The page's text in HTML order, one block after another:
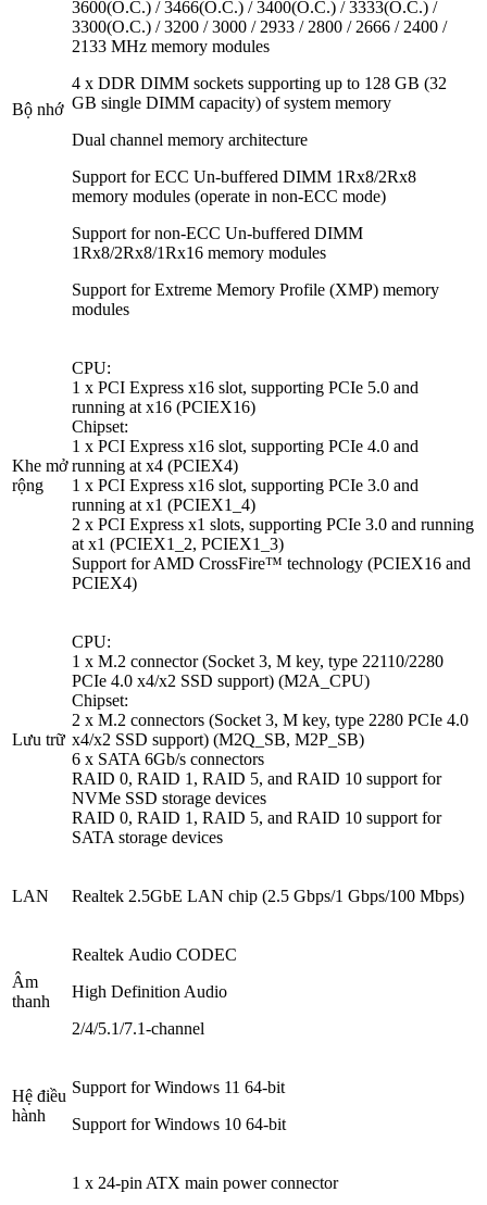
Bộ nhớ
3600(O.C.) / 3466(O.C.) / 3400(O.C.) / 3333(O.C.) /
3300(O.C.) / 3200 / 3000 / 2933 / 2800 / 2666 / 2400 /
2133 MHz memory modules
4 x DDR DIMM sockets supporting up to 128 GB (32
GB single DIMM capacity) of system memory
Dual channel memory architecture
Support for ECC Un-buffered DIMM 1Rx8/2Rx8
memory modules (operate in non-ECC mode)
Support for non-ECC Un-buffered DIMM
1Rx8/2Rx8/1Rx16 memory modules
Support for Extreme Memory Profile (XMP) memory
modules
Khe mở
rộng
CPU:
1 x PCI Express x16 slot, supporting PCIe 5.0 and
running at x16 (PCIEX16)
Chipset:
1 x PCI Express x16 slot, supporting PCIe 4.0 and
running at x4 (PCIEX4)
1 x PCI Express x16 slot, supporting PCIe 3.0 and
running at x1 (PCIEX1_4)
2 x PCI Express x1 slots, supporting PCIe 3.0 and running
at x1 (PCIEX1_2, PCIEX1_3)
Support for AMD CrossFire™ technology (PCIEX16 and
PCIEX4)
Lưu trữ
CPU:
1 x M.2 connector (Socket 3, M key, type 22110/2280
PCIe 4.0 x4/x2 SSD support) (M2A_CPU)
Chipset:
2 x M.2 connectors (Socket 3, M key, type 2280 PCIe 4.0
x4/x2 SSD support) (M2Q_SB, M2P_SB)
6 x SATA 6Gb/s connectors
RAID 0, RAID 1, RAID 5, and RAID 10 support for
NVMe SSD storage devices
RAID 0, RAID 1, RAID 5, and RAID 10 support for
SATA storage devices
LAN Realtek 2.5GbE LAN chip (2.5 Gbps/1 Gbps/100 Mbps)
Âm
thanh
Realtek Audio CODEC
High Definition Audio
2/4/5.1/7.1-channel
Hệ điều
hành
Support for Windows 11 64-bit
Support for Windows 10 64-bit
1 x 24-pin ATX main power connector